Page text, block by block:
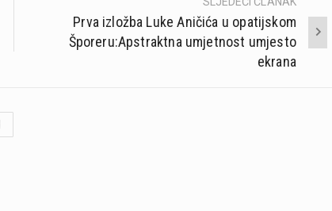
Prva izložba Luke Aničića u opatijskom
Šporeru:Apstraktna umjetnost umjesto
ekrana